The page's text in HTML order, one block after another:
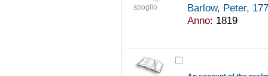
spoglio
Barlow, Peter,
Anno: 1819